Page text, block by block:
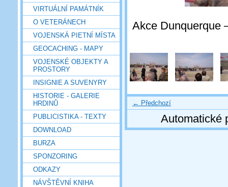
VIRTUÁLNÍ PAMÁTNÍK
O VETERÁNECH
VOJENSKÁ PIETNÍ MÍSTA
GEOCACHING - MAPY
VOJENSKÉ OBJEKTY A
PROSTORY
INSIGNIE A SUVENYRY
HISTORIE - GALERIE
HRDINŮ
PUBLICISTIKA - TEXTY
DOWNLOAD
BURZA
SPONZORING
ODKAZY
NÁVŠTĚVNÍ KNIHA
Akce Dunquerque
← Předchozí
Automatické